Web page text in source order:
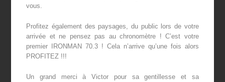
vous.
Profitez également des paysages, du public lors de votre
arrivée et ne pensez pas au chronomètre ! C’est votre
premier IRONMAN 70.3 ! Cela n’arrive qu’une fois alors
PROFITEZ !!!
Un grand merci à Victor pour sa gentillesse et sa